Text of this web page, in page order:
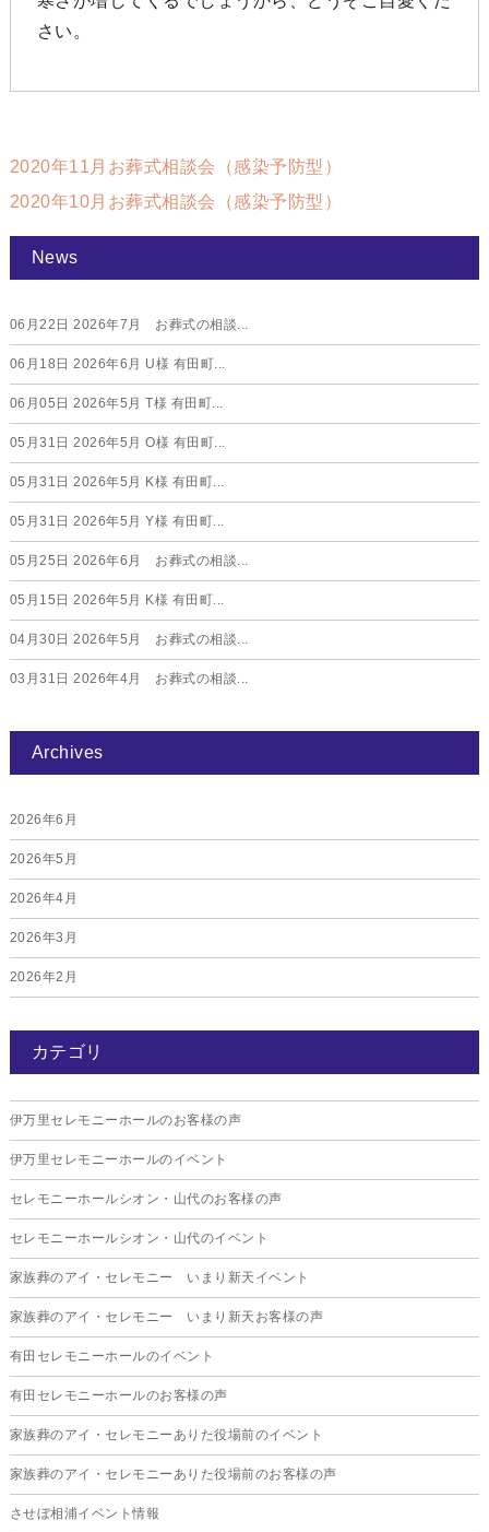
さい。
2020年11月お葬式相談会（感染予防型）
2020年10月お葬式相談会（感染予防型）
News
06月22日 2026年7月 お葬式の相談...
06月18日 2026年6月 U様 有田町...
06月05日 2026年5月 T様 有田町...
05月31日 2026年5月 O様 有田町...
05月31日 2026年5月 K様 有田町...
05月31日 2026年5月 Y様 有田町...
05月25日 2026年6月 お葬式の相談...
05月15日 2026年5月 K様 有田町...
04月30日 2026年5月 お葬式の相談...
03月31日 2026年4月 お葬式の相談...
Archives
2026年6月
2026年5月
2026年4月
2026年3月
2026年2月
2025年12月
カテゴリ
伊万里セレモニーホールのお客様の声
伊万里セレモニーホールのイベント
セレモニーホールシオン・山代のお客様の声
セレモニーホールシオン・山代のイベント
家族葬のアイ・セレモニー いまり新天イベント
家族葬のアイ・セレモニー いまり新天お客様の声
有田セレモニーホールのイベント
有田セレモニーホールのお客様の声
家族葬のアイ・セレモニーありた役場前のイベント
家族葬のアイ・セレモニーありた役場前のお客様の声
させぼ相浦イベント情報